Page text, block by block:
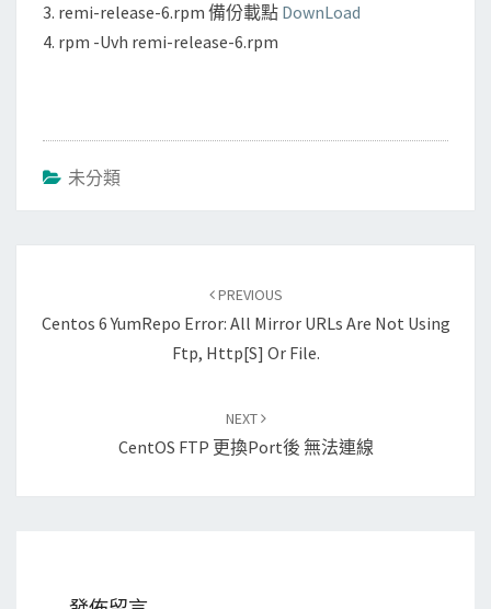
3. remi-release-6.rpm 備份載點 DownLoad
4. rpm -Uvh remi-release-6.rpm
未分類
PREVIOUS
Centos 6 YumRepo Error: All Mirror URLs Are Not Using
Ftp, Http[s] Or File.
NEXT
CentOS FTP 更換Port後 無法連線